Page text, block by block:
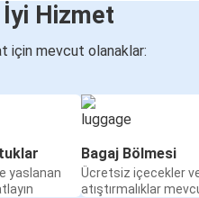
Hizmet
için mevcut olanaklar:
yaslanan
Bagaj Bölmesi
Ücretsiz içecekler
atıştırmalıklar